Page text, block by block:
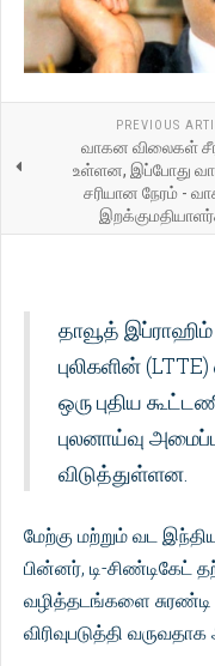
PREVIOUS
வாகன விலைகள்
உள்ளன, இப்போது
சரியான நேரம் -
தாவூத் இப்ராஹிம்
புலிகளின்
ஒரு புதிய
புலனாய்வு
விடுத்துள்ளன.
மேற்கு மற்றும் வட
பின்னர், டி-
வழித்தடங்களை
விரிவுபடுத்தி